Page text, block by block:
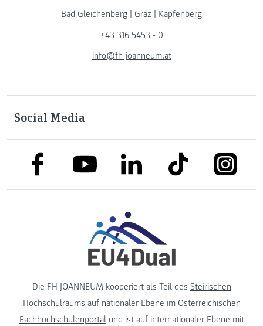
Bad Gleichenberg
Graz
Kapfenberg
+43 316 5453 - 0
info@fh-joanneum.at
Social Media
link to facebooklink to youtubelink to linkedinlink to tiktok
Die FH JOANNEUM kooperiert als Teil des Steirischen
Hochschulraums auf nationaler Ebene im Österreichischen
Fachhochschulenportalund ist auf internationaler Ebene mit